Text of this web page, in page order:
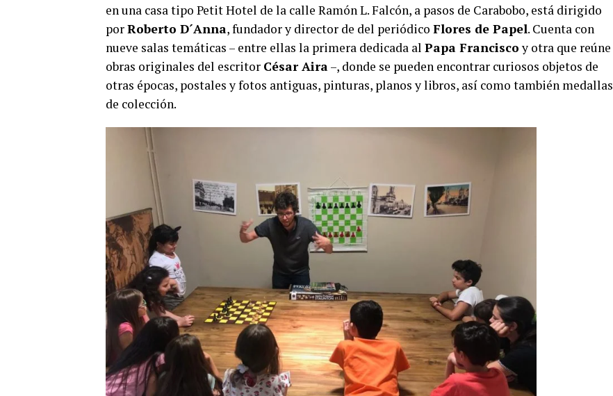
en una casa tipo Petit Hotel de la calle Ramón L. Falcón, a pasos de Carabobo, está dirigido
porRoberto D´Anna, fundador y director de del periódico Flores de Papel. Cuenta con
nueve salas temáticas – entre ellas la primera dedicada al Papa Franciscoy otra que reúne
obras originales del escritor César Aira–, donde se pueden encontrar curiosos objetos de
otras épocas, postales y fotos antiguas, pinturas, planos y libros, así como también medallas
de colección.